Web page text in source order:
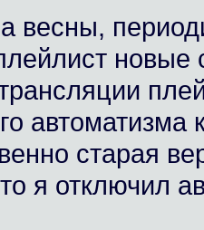
весны,
новые
автоматизма
старая
я отключил